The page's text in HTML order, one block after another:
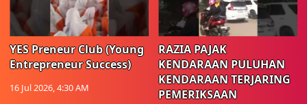
YES Preneur Club (Young
Entrepreneur Success)
16 Jul 2026, 4:30 AM
RAZIA PAJAK
KENDARAAN PULUHAN
KENDARAAN TERJARING
PEMERIKSAAN